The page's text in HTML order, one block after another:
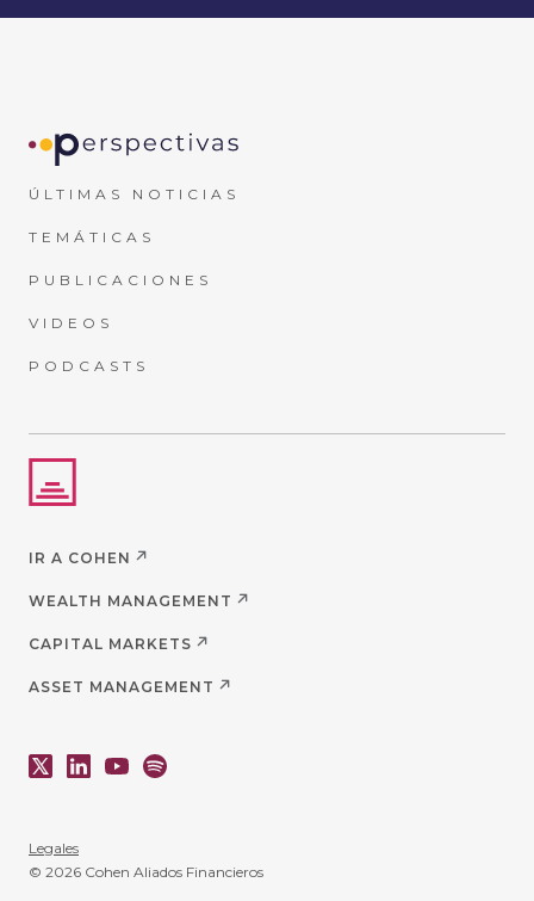
ÚLTIMAS NOTICIAS
TEMÁTICAS
PUBLICACIONES
VIDEOS
PODCASTS
IR A COHEN
WEALTH MANAGEMENT
CAPITAL MARKETS
ASSET MANAGEMENT
Legales
© 2026 Cohen Aliados Financieros